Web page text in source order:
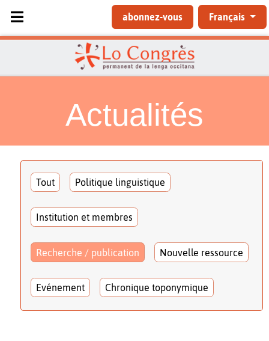
Sélectionnez votre langue
abonnez-vous Français
Actualités
Tout Politique linguistique
Institution et membres
Recherche / publication Nouvelle ressource
Evénement Chronique toponymique